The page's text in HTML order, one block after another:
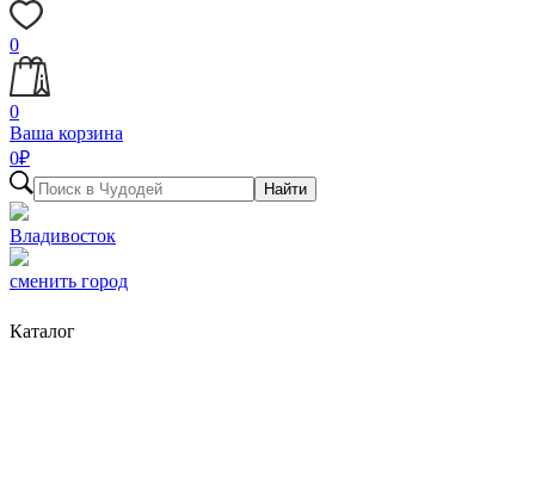
0
0
Ваша корзина
0₽
Найти
Владивосток
сменить город
Каталог